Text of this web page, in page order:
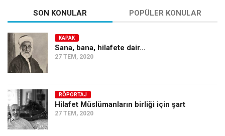
SON KONULAR POPÜLER KONULAR
KAPAK
Sana, bana, hilafete dair…
27 TEM, 2020
RÖPORTAJ
Hilafet Müslümanların birliği için şart
27 TEM, 2020